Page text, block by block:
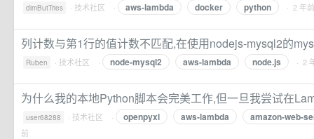
dimButTries · 技术社区 · aws-lambda docker python · 2 年前
列计数与第1行的值计数不匹配,在使用nodejs-mysql2的
Ruben · 技术社区 · node-mysql2 aws-lambda node.js · 2
为什么我的本地Python脚本会完美工作,但一旦我尝试在
user68288 · 技术社区 · openpyxl aws-lambda amazon-web-
前